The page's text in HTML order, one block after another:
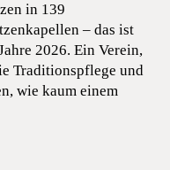
in 139
– das ist
2026. Ein Verein,
Traditionspflege und
wie kaum einem